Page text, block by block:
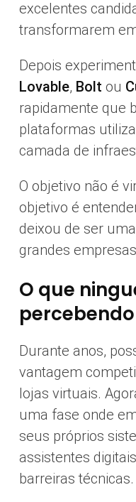
excelentes
transformarem
Depois
Lovable, Bolt ou
rapidamente que
plataformas
camada de
O objetivo não é
objetivo é
deixou de ser
grandes
O que
percebendo
Durante anos,
vantagem
lojas virtuais.
uma fase onde
seus próprios
assistentes
barreiras técnicas.